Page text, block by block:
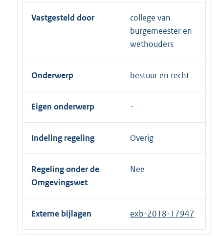
Vastgesteld door
college van
burgemeester en
wethouders
Onderwerp bestuur en recht
Eigen onderwerp
Indeling regeling Overig
Regeling onder de
Omgevingswet
Nee
Externe bijlagen exb-2018-17947